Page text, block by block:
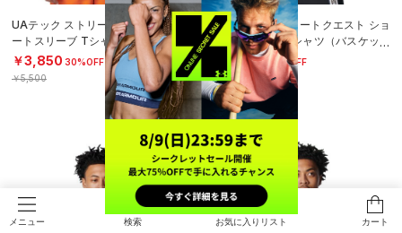
メニュー 検索 お気に入りリスト カート
UAテック ストリートクエスト ショ
ートスリーブ Tシャツ（バスケット
ボール/MEN）
￥3,850 30%OFF
￥5,500
UAテック ストリートクエスト ショ
ートスリーブ Tシャツ（バスケット
ボール/MEN）
￥3,850 30%OFF
￥5,500